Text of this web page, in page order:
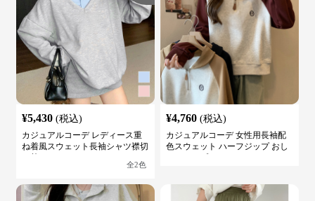
¥5,430 (税込)
カジュアルコーデ レディース重
ね着風スウェット長袖シャツ襟切
全2色
¥4,760 (税込)
カジュアルコーデ 女性用長袖配
色スウェット ハーフジップ おし